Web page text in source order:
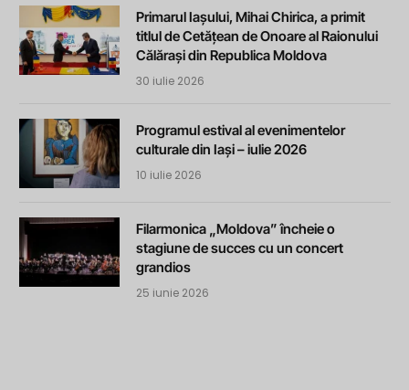
Primarul Iașului, Mihai Chirica, a primit
titlul de Cetățean de Onoare al Raionului
Călărași din Republica Moldova
30 iulie 2026
Programul estival al evenimentelor
culturale din Iași – iulie 2026
10 iulie 2026
Filarmonica „Moldova” încheie o
stagiune de succes cu un concert
grandios
25 iunie 2026